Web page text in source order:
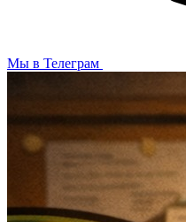
Мы в Телеграм